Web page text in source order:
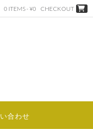
0 ITEMS - ¥0 CHECKOUT
合わせ